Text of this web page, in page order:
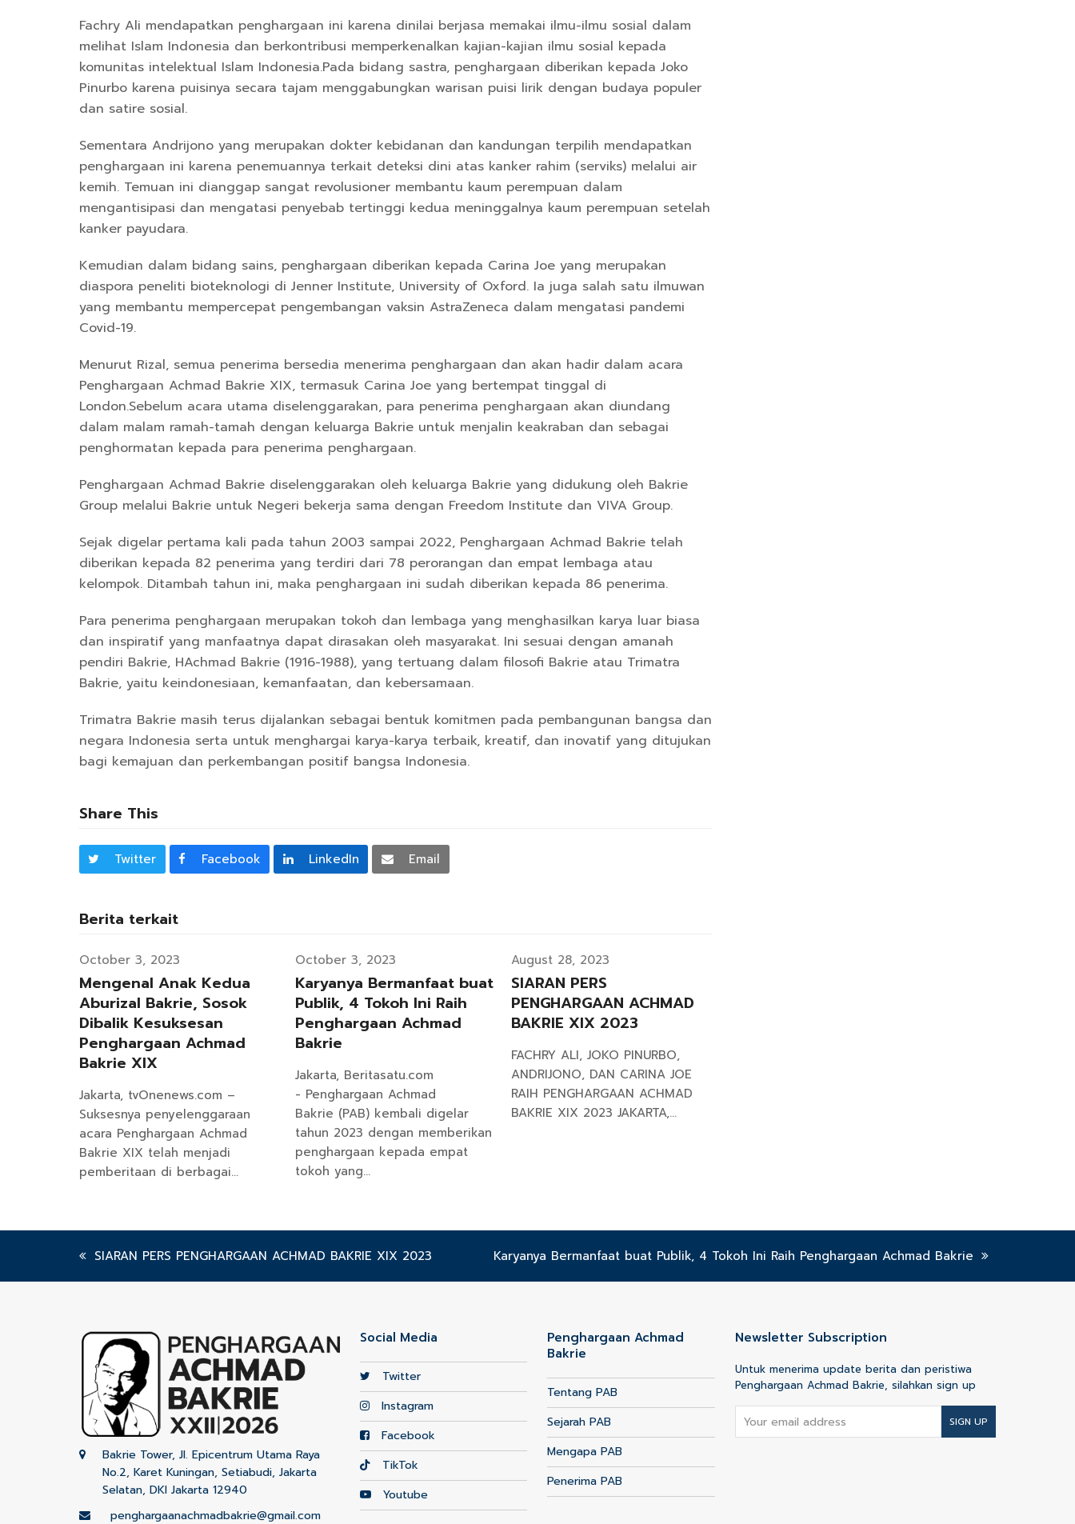
Fachry Ali mendapatkan penghargaan ini karena dinilai berjasa memakai ilmu-ilmu sosial dalam
melihat Islam Indonesia dan berkontribusi memperkenalkan kajian-kajian ilmu sosial kepada
komunitas intelektual Islam Indonesia.Pada bidang sastra, penghargaan diberikan kepada Joko
Pinurbo karena puisinya secara tajam menggabungkan warisan puisi lirik dengan budaya populer
dan satire sosial.
Sementara Andrijono yang merupakan dokter kebidanan dan kandungan terpilih mendapatkan
penghargaan ini karena penemuannya terkait deteksi dini atas kanker rahim (serviks) melalui air
kemih. Temuan ini dianggap sangat revolusioner membantu kaum perempuan dalam
mengantisipasi dan mengatasi penyebab tertinggi kedua meninggalnya kaum perempuan setelah
kanker payudara.
Kemudian dalam bidang sains, penghargaan diberikan kepada Carina Joe yang merupakan
diaspora peneliti bioteknologi di Jenner Institute, University of Oxford. Ia juga salah satu ilmuwan
yang membantu mempercepat pengembangan vaksin AstraZeneca dalam mengatasi pandemi
Covid-19.
Menurut Rizal, semua penerima bersedia menerima penghargaan dan akan hadir dalam acara
Penghargaan Achmad Bakrie XIX, termasuk Carina Joe yang bertempat tinggal di
London.Sebelum acara utama diselenggarakan, para penerima penghargaan akan diundang
dalam malam ramah-tamah dengan keluarga Bakrie untuk menjalin keakraban dan sebagai
penghormatan kepada para penerima penghargaan.
Penghargaan Achmad Bakrie diselenggarakan oleh keluarga Bakrie yang didukung oleh Bakrie
Group melalui Bakrie untuk Negeri bekerja sama dengan Freedom Institute dan VIVA Group.
Sejak digelar pertama kali pada tahun 2003 sampai 2022, Penghargaan Achmad Bakrie telah
diberikan kepada 82 penerima yang terdiri dari 78 perorangan dan empat lembaga atau
kelompok. Ditambah tahun ini, maka penghargaan ini sudah diberikan kepada 86 penerima.
Para penerima penghargaan merupakan tokoh dan lembaga yang menghasilkan karya luar biasa
dan inspiratif yang manfaatnya dapat dirasakan oleh masyarakat. Ini sesuai dengan amanah
pendiri Bakrie, HAchmad Bakrie (1916-1988), yang tertuang dalam filosofi Bakrie atau Trimatra
Bakrie, yaitu keindonesiaan, kemanfaatan, dan kebersamaan.
Trimatra Bakrie masih terus dijalankan sebagai bentuk komitmen pada pembangunan bangsa dan
negara Indonesia serta untuk menghargai karya-karya terbaik, kreatif, dan inovatif yang ditujukan
bagi kemajuan dan perkembangan positif bangsa Indonesia.
Share This
Twitter Facebook LinkedIn Email
Berita terkait
October 3, 2023
Mengenal Anak Kedua
Aburizal Bakrie, Sosok
Dibalik Kesuksesan
Penghargaan Achmad
Bakrie XIX
Jakarta, tvOnenews.com –
Suksesnya penyelenggaraan
acara Penghargaan Achmad
Bakrie XIX telah menjadi
pemberitaan di berbagai…
October 3, 2023
Karyanya Bermanfaat buat
Publik, 4 Tokoh Ini Raih
Penghargaan Achmad
Bakrie
Jakarta, Beritasatu.com
- Penghargaan Achmad
Bakrie (PAB) kembali digelar
tahun 2023 dengan memberikan
penghargaan kepada empat
tokoh yang…
August 28, 2023
SIARAN PERS
PENGHARGAAN ACHMAD
BAKRIE XIX 2023
FACHRY ALI, JOKO PINURBO,
ANDRIJONO, DAN CARINA JOE
RAIH PENGHARGAAN ACHMAD
BAKRIE XIX 2023 JAKARTA,…
previous
SIARAN PERS PENGHARGAAN ACHMAD BAKRIE XIX 2023
next
Karyanya Bermanfaat buat Publik, 4 Tokoh Ini Raih Penghargaan Achmad Bakrie
Bakrie Tower, Jl. Epicentrum Utama Raya
No.2, Karet Kuningan, Setiabudi, Jakarta
Selatan, DKI Jakarta 12940
penghargaanachmadbakrie@gmail.com
Social Media
Twitter
Instagram
Facebook
TikTok
Youtube
Penghargaan Achmad
Bakrie
Tentang PAB
Sejarah PAB
Mengapa PAB
Penerima PAB
Newsletter Subscription
Untuk menerima update berita dan peristiwa
Penghargaan Achmad Bakrie, silahkan sign up
Your
SIGN UP